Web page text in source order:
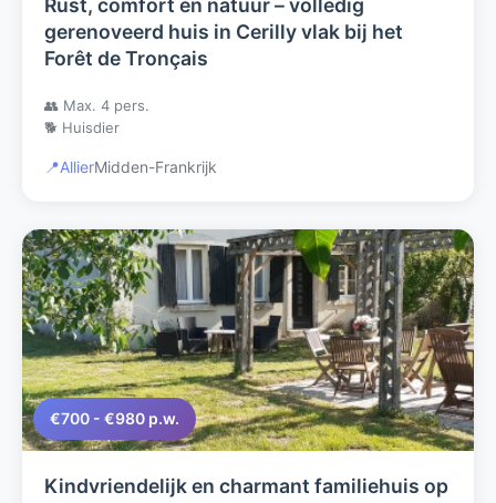
Rust, comfort en natuur – volledig
gerenoveerd huis in Cerilly vlak bij het
Forêt de Tronçais
👥 Max. 4 pers.
🐕 Huisdier
📍AllierMidden-Frankrijk
€700 - €980 p.w.
Kindvriendelijk en charmant familiehuis op